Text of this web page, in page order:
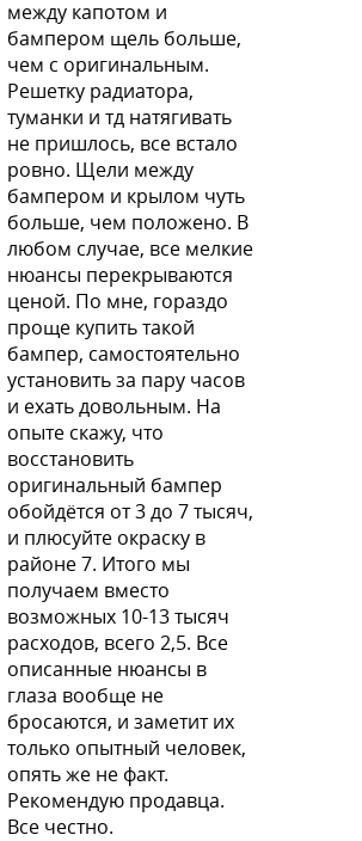
между капотом и
бампером щель больше,
чем с оригинальным.
Решетку радиатора,
туманки и тд натягивать
не пришлось, все встало
ровно. Щели между
бампером и крылом чуть
больше, чем положено. В
любом случае, все мелкие
нюансы перекрываются
ценой. По мне, гораздо
проще купить такой
бампер, самостоятельно
установить за пару часов
и ехать довольным. На
опыте скажу, что
восстановить
оригинальный бампер
обойдётся от 3 до 7 тысяч,
и плюсуйте окраску в
районе 7. Итого мы
получаем вместо
возможных 10-13 тысяч
расходов, всего 2,5. Все
описанные нюансы в
глаза вообще не
бросаются, и заметит их
только опытный человек,
опять же не факт.
Рекомендую продавца.
Все честно.